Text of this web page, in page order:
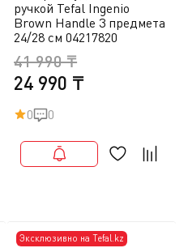
ручкой Tefal Ingenio
Brown Handle 3 предмета
24/28 см 04217820
24 990 ₸
41 990 ₸
0 0
Эксклюзивно на Tefal.kz